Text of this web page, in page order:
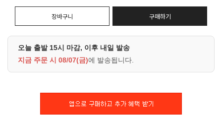
장바구니 구매하기
오늘 출발 15시 마감, 이후 내일 발송
지금 주문 시 08/07(금)에 발송됩니다.